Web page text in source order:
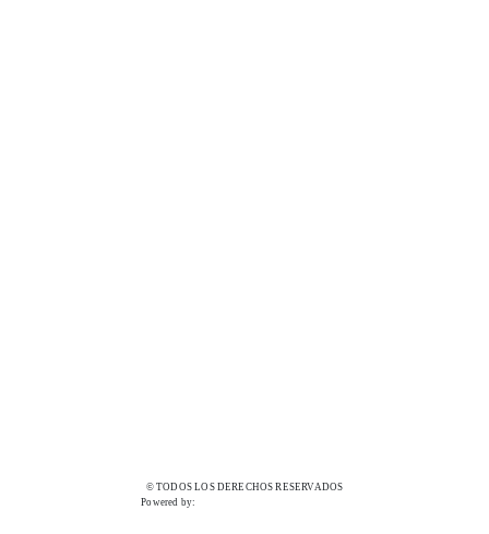
© TODOS LOS DERECHOS RESERVADOS
Powered by: